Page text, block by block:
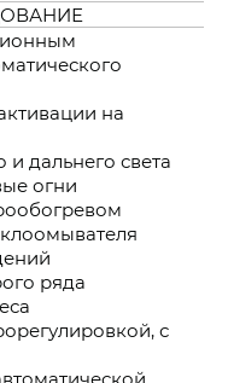
на
дальнего света
огни
ряда
с